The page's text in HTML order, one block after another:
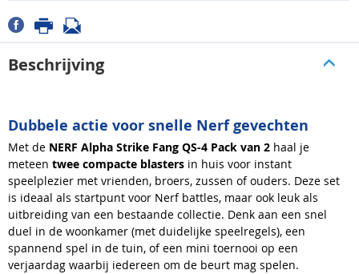
Beschrijving
Dubbele actie voor snelle Nerf gevechten
Met de NERF Alpha Strike Fang QS-4 Pack van 2 haal je
meteen twee compacte blasters in huis voor instant
speelplezier met vrienden, broers, zussen of ouders. Deze set
is ideaal als startpunt voor Nerf battles, maar ook leuk als
uitbreiding van een bestaande collectie. Denk aan een snel
duel in de woonkamer (met duidelijke speelregels), een
spannend spel in de tuin, of een mini toernooi op een
verjaardag waarbij iedereen om de beurt mag spelen.